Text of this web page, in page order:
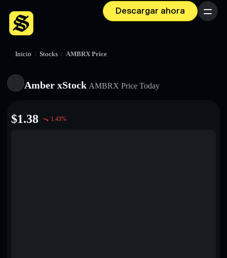
Descargar ahora Menú
Inicio / Stocks / AMBRX Price
Amber xStock AMBRX Price Today
$1.38 1.43%